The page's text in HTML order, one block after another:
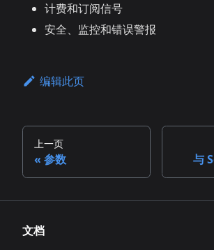
计费和订阅信号
安全、监控和错误警报
编辑此页
上一页
参数 与
文档